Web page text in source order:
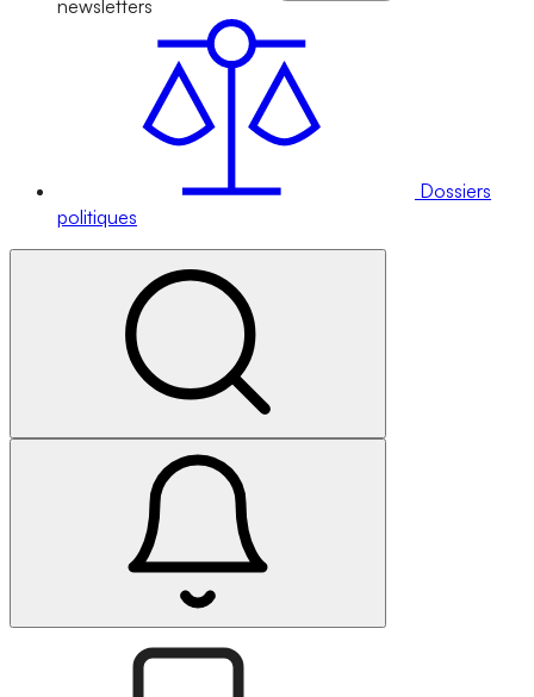
newsletters
Dossiers
politiques